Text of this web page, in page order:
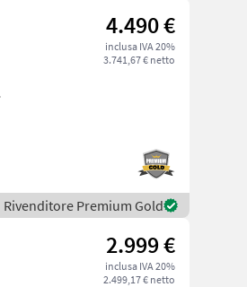
4.490 €
inclusa IVA 20%
3.741,67 € netto
Rivenditore Premium Gold
2.999 €
inclusa IVA 20%
2.499,17 € netto